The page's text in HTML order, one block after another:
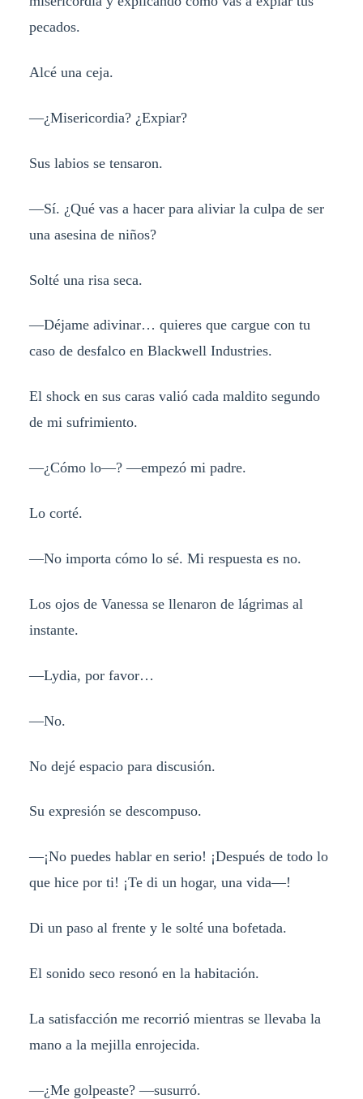
pecados.
Alcé una ceja.
—¿Misericordia? ¿Expiar?
Sus labios se tensaron.
—Sí. ¿Qué vas a hacer para aliviar la culpa de ser
una asesina de niños?
Solté una risa seca.
—Déjame adivinar… quieres que cargue con tu
caso de desfalco en Blackwell Industries.
El shock en sus caras valió cada maldito segundo
de mi sufrimiento.
—¿Cómo lo—? —empezó mi padre.
Lo corté.
—No importa cómo lo sé. Mi respuesta es no.
Los ojos de Vanessa se llenaron de lágrimas al
instante.
—Lydia, por favor…
—No.
No dejé espacio para discusión.
Su expresión se descompuso.
—¡No puedes hablar en serio! ¡Después de todo lo
que hice por ti! ¡Te di un hogar, una vida—!
Di un paso al frente y le solté una bofetada.
El sonido seco resonó en la habitación.
La satisfacción me recorrió mientras se llevaba la
mano a la mejilla enrojecida.
—¿Me golpeaste? —susurró.